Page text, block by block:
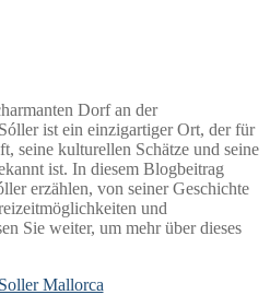
Dorf an der
ist ein einzigartiger Ort, der für
seine kulturellen Schätze und seine
ist. In diesem Blogbeitrag
erzählen, von seiner Geschichte
und
Sie weiter, um mehr über dieses